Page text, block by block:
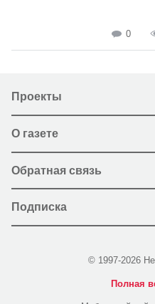
0
Проекты
О газете
Обратная связь
Подписка
© 1997-2026
Полная